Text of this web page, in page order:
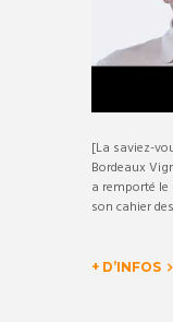
[La saviez-
Bordeaux
a remporté le
son cahier
+ D’INFOS